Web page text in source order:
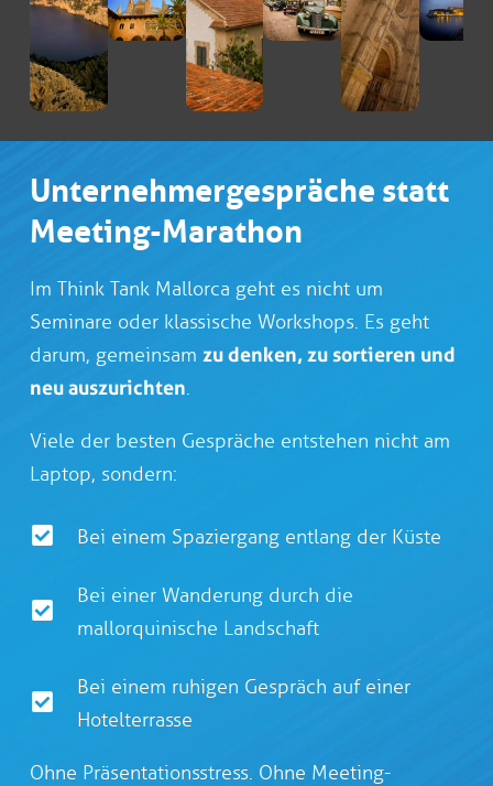
Unternehmergespräche statt
Meeting-Marathon
Im Think Tank Mallorca geht es nicht um
Seminare oder klassische Workshops. Es geht
darum, gemeinsam zu denken, zu sortieren und
neu auszurichten.
Viele der besten Gespräche entstehen nicht am
Laptop, sondern:
Bei einem Spaziergang entlang der Küste
Bei einer Wanderung durch die
mallorquinische Landschaft
Bei einem ruhigen Gespräch auf einer
Hotelterrasse
Ohne Präsentationsstress. Ohne Meeting-